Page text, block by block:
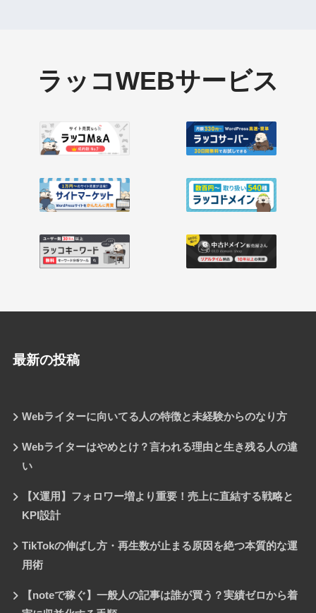
ラッコWEBサービス
最新の投稿
Webライターに向いてる人の特徴と未経験からのなり方
Webライターはやめとけ？言われる理由と生き残る人の違
い
【X運用】フォロワー増より重要！売上に直結する戦略と
KPI設計
TikTokの伸ばし方・再生数が止まる原因を絶つ本質的な運
用術
【noteで稼ぐ】一般人の記事は誰が買う？実績ゼロから着